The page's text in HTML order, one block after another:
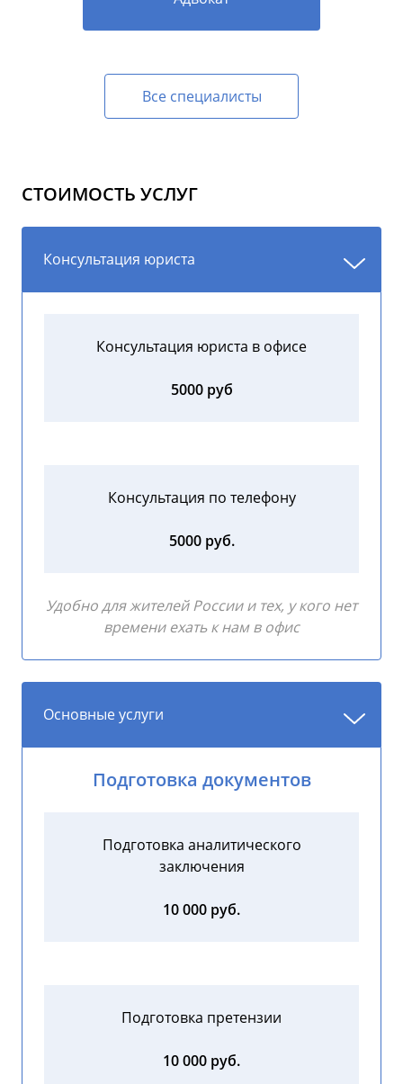
Все специалисты
СТОИМОСТЬ УСЛУГ
Консультация юриста
Консультация юриста в офисе
5000 руб
Консультация по телефону
5000 руб.
Удобно для жителей России и тех, у кого нет
времени ехать к нам в офис
Основные услуги
Подготовка документов
Подготовка аналитического
заключения
10 000 руб.
Подготовка претензии
10 000 руб.